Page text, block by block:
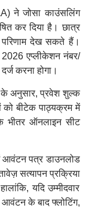
ने जोसा काउंसलिंग
कर दिया है। छात्र
परिणाम देख सकते हैं।
2026 एप्लीकेशन नंबर/
करना होगा।
के अनुसार, प्रवेश शुल्क
को बीटेक पाठ्यक्रम में
भीतर ऑनलाइन सीट
आवंटन पत्र डाउनलोड
सत्यापन प्रक्रिया
यदि उम्मीदवार
के बाद फ्लोटिंग,